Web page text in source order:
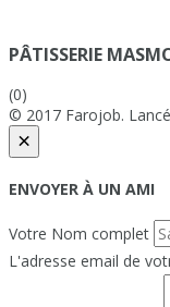
PÂTISSERIE
(0)
© 2017 Farojob.
×
ENVOYER À UN AMI
Votre Nom complet
L'adresse email de